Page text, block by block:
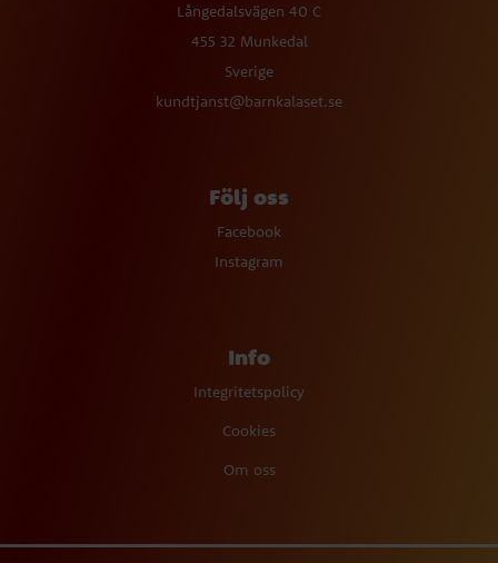
Långedalsvägen 40 C
455 32 Munkedal
Sverige
kundtjanst@barnkalaset.se
Följ oss
Facebook
Instagram
Info
Integritetspolicy
Cookies
Om oss